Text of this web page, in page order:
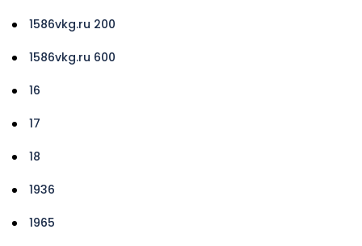
1586vkg.ru 200
1586vkg.ru 600
16
17
18
1936
1965